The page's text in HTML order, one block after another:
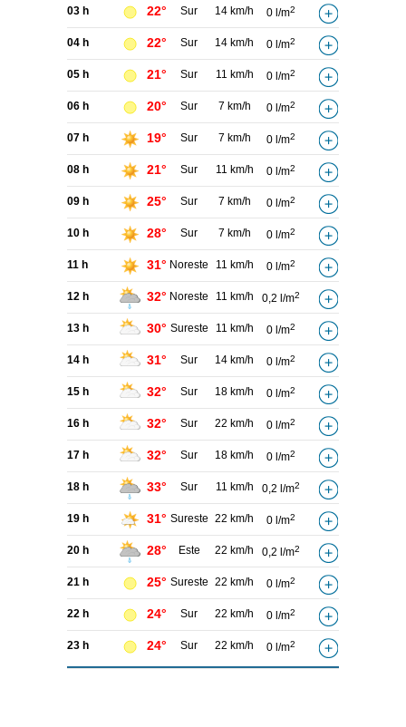
03 h 22° Sur 14 km/h 0 l/m2
04 h 22° Sur 14 km/h 0 l/m2
05 h 21° Sur 11 km/h 0 l/m2
06 h 20° Sur 7 km/h 0 l/m2
07 h 19° Sur 7 km/h 0 l/m2
08 h 21° Sur 11 km/h 0 l/m2
09 h 25° Sur 7 km/h 0 l/m2
10 h 28° Sur 7 km/h 0 l/m2
11 h 31° Noreste 11 km/h 0 l/m2
12 h 32° Noreste 11 km/h 0,2 l/m2
13 h 30° Sureste 11 km/h 0 l/m2
14 h 31° Sur 14 km/h 0 l/m2
15 h 32° Sur 18 km/h 0 l/m2
16 h 32° Sur 22 km/h 0 l/m2
17 h 32° Sur 18 km/h 0 l/m2
18 h 33° Sur 11 km/h 0,2 l/m2
19 h 31° Sureste 22 km/h 0 l/m2
20 h 28° Este 22 km/h 0,2 l/m2
21 h 25° Sureste 22 km/h 0 l/m2
22 h 24° Sur 22 km/h 0 l/m2
23 h 24° Sur 22 km/h 0 l/m2